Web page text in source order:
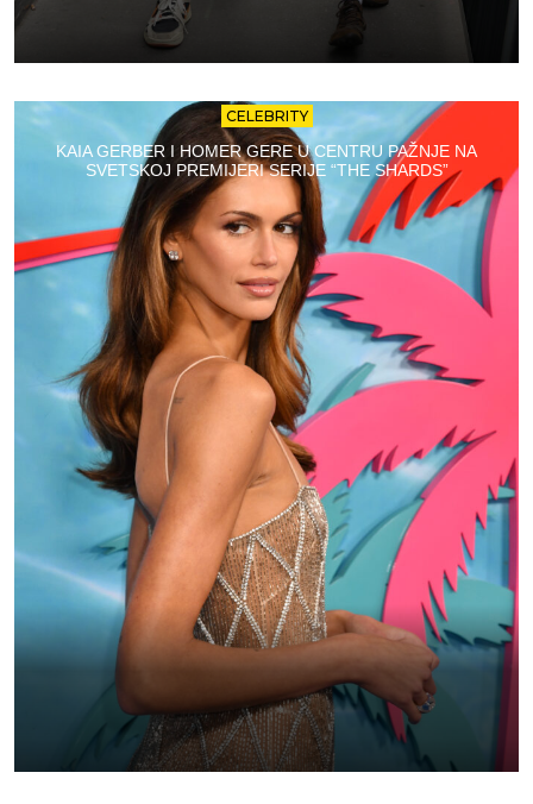
CELEBRITY
KAIA GERBER I HOMER GERE U CENTRU PAŽNJE NA
SVETSKOJ PREMIJERI SERIJE “THE SHARDS”